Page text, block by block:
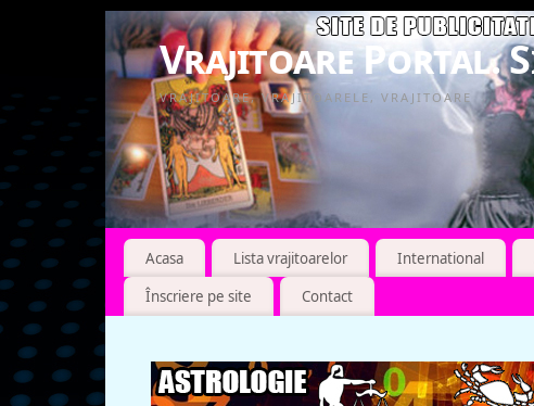
Vrajitoare Portal.
VRAJITOARE, VRAJITOARELE, VRAJITOARE
Acasa Lista vrajitoarelor International
Înscriere pe site
Contact